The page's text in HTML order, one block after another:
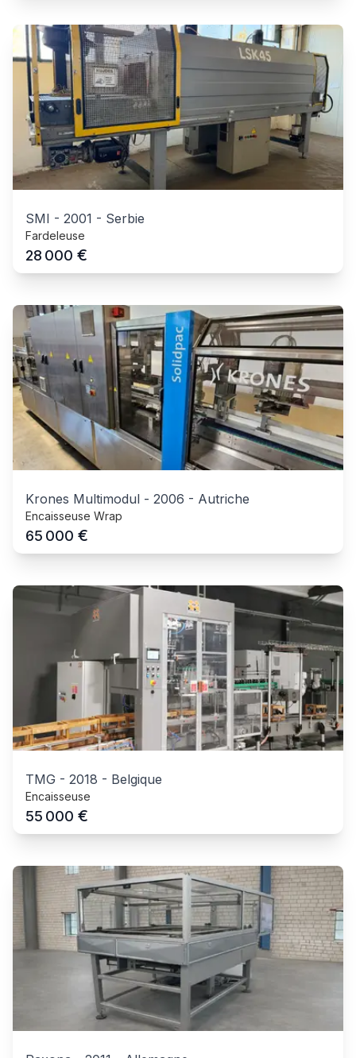
SMI - 2001 - Serbie
Fardeleuse
28 000 €
Krones Multimodul - 2006 - Autriche
Encaisseuse Wrap
65 000 €
TMG - 2018 - Belgique
Encaisseuse
55 000 €